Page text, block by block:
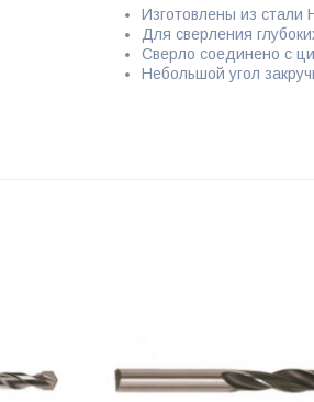
Изготовлены из стали
Для сверления
Сверло соединено с
Небольшой угол